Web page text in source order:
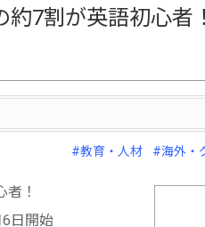
7割が英語初心者
#教育・人材 #海外・
！
日開始